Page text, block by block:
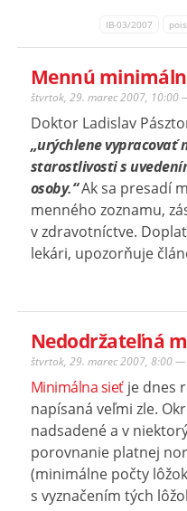
IB-03/2007
Mennú
štvrtok, 29. marec 2007, 10:00
Doktor Ladislav
„urýchlene vypracovať
starostlivosti s
osoby.“Ak sa presadí
menného zoznamu,
v zdravotníctve.
lekári, upozorňuje
Nedodržateľná
štvrtok, 29. marec 2007, 8:00 —
Minimálna sieťje dnes
napísaná veľmi zle.
nadsadené a v
porovnanie platnej
(minimálne počty
s vyznačením tých